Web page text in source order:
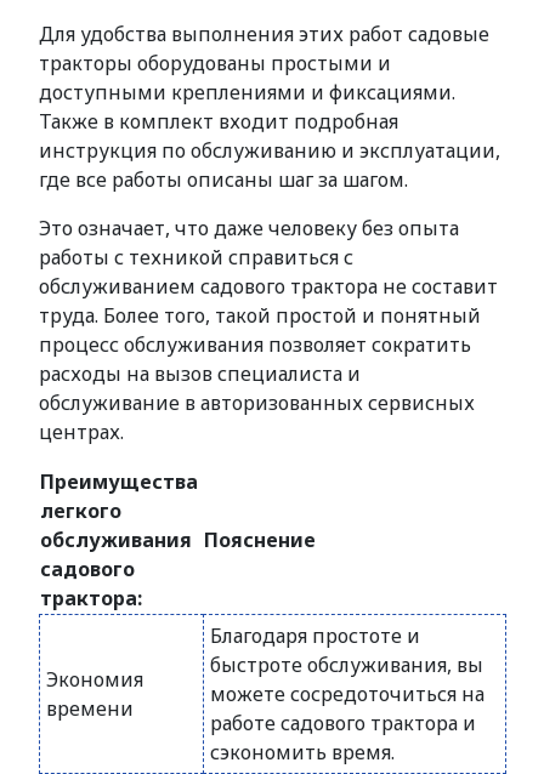
Для удобства выполнения этих работ садовые
тракторы оборудованы простыми и
доступными креплениями и фиксациями.
Также в комплект входит подробная
инструкция по обслуживанию и эксплуатации,
где все работы описаны шаг за шагом.
Это означает, что даже человеку без опыта
работы с техникой справиться с
обслуживанием садового трактора не составит
труда. Более того, такой простой и понятный
процесс обслуживания позволяет сократить
расходы на вызов специалиста и
обслуживание в авторизованных сервисных
центрах.
Преимущества
легкого
обслуживания
садового
трактора:
Пояснение
Экономия
времени
Благодаря простоте и
быстроте обслуживания, вы
можете сосредоточиться на
работе садового трактора и
сэкономить время.